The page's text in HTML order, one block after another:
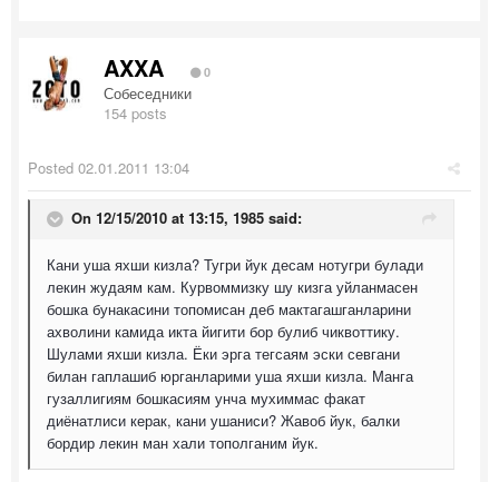
AXXA 0
Собеседники
154 posts
Posted 02.01.2011 13:04
On 12/15/2010 at 13:15, 1985 said:
Кани уша яхши кизла? Тугри йук десам нотугри булади
лекин жудаям кам. Курвоммизку шу кизга уйланмасен
бошка бунакасини топомисан деб мактагашганларини
ахволини камида икта йигити бор булиб чиквоттику.
Шулами яхши кизла. Ёки эрга тегсаям эски севгани
билан гаплашиб юрганларими уша яхши кизла. Манга
гузаллигиям бошкасиям унча мухиммас факат
диёнатлиси керак, кани ушаниси? Жавоб йук, балки
бордир лекин ман хали тополганим йук.